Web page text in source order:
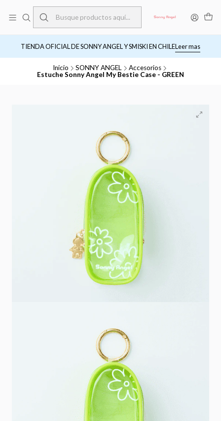
TIENDA OFICIAL DE SONNY ANGEL Y SMISKI EN CHILELeer mas
Inicio SONNY ANGEL
Accesorios
Estuche Sonny Angel My Bestie Case - GREEN